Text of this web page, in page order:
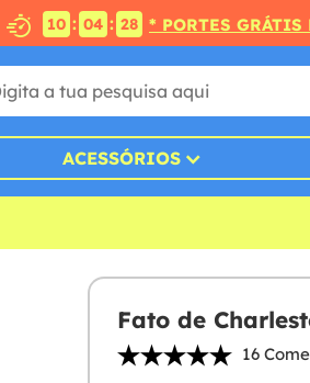
10 : 04 : 26 * PORTES GRÁTIS
ACESSÓRIOS
Fato de
16